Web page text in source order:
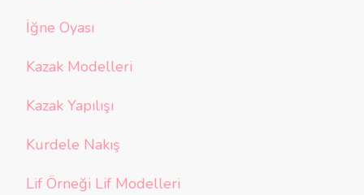
İğne Oyası
Kazak Modelleri
Kazak Yapılışı
Kurdele Nakış
Lif Örneği Lif Modelleri